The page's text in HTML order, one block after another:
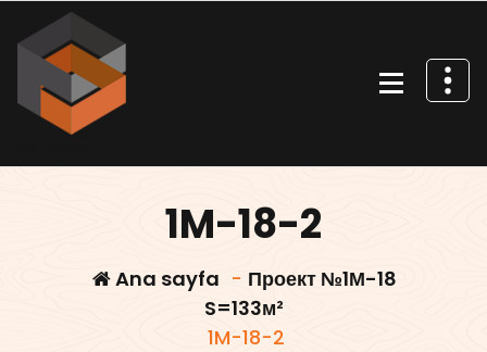
geç
1M-18-2
Ana sayfa - Проект №1М-18
S=133м²
1M-18-2